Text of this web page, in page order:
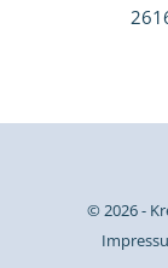
© 2026 -